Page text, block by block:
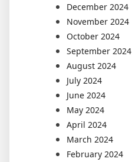
December 2024
November 2024
October 2024
September 2024
August 2024
July 2024
June 2024
May 2024
April 2024
March 2024
February 2024